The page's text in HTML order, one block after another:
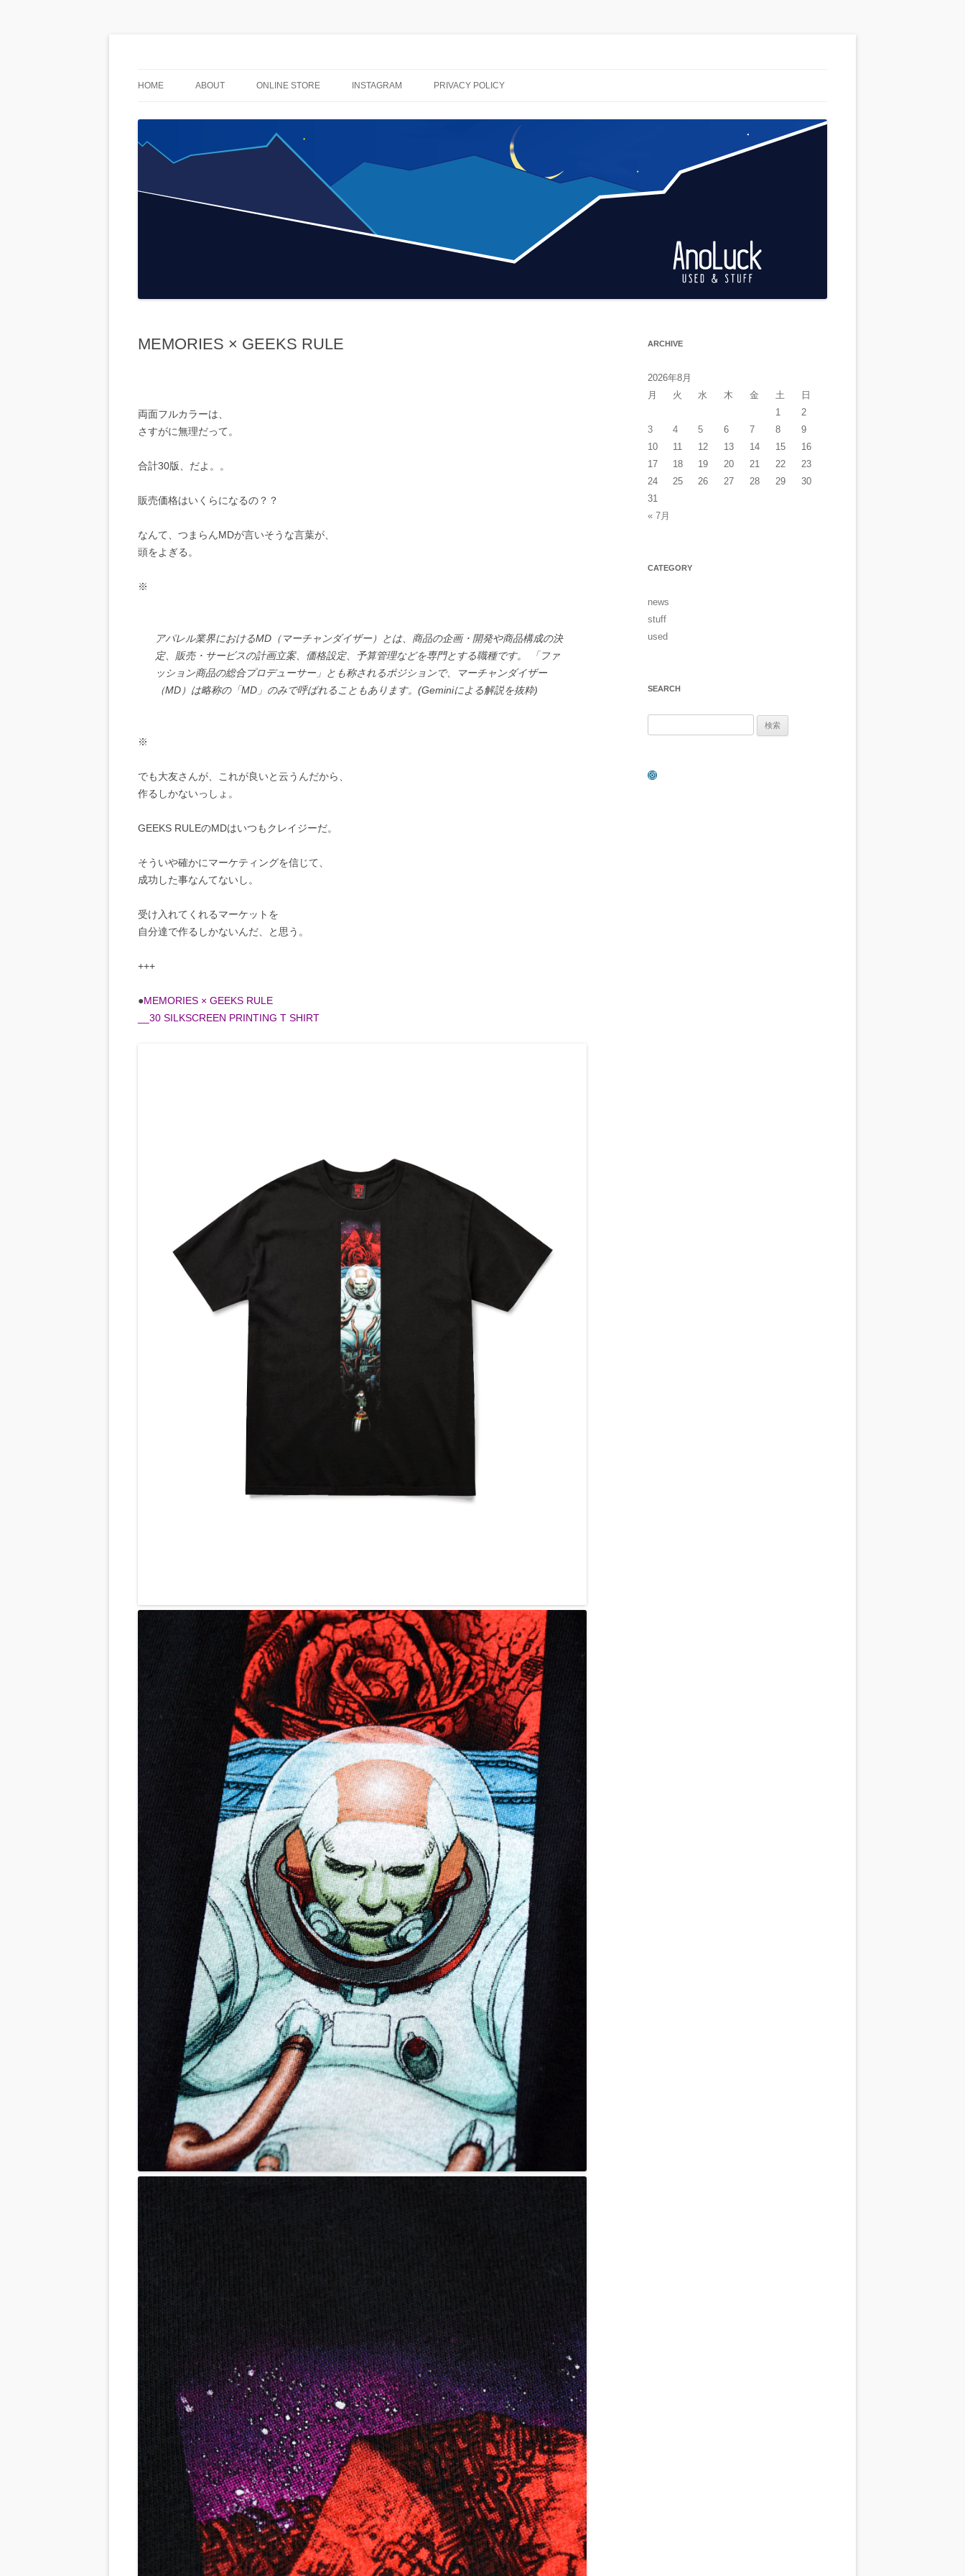
ン
プ
HOME ABOUT ONLINE STORE INSTAGRAM PRIVACY POLICY
MEMORIES × GEEKS RULE
両面フルカラーは、
さすがに無理だって。
合計30版、だよ。。
販売価格はいくらになるの？？
なんて、つまらんMDが言いそうな言葉が、
頭をよぎる。
※
アパレル業界におけるMD（マーチャンダイザー）とは、商品の企画・開発や商品構成の決
定、販売・サービスの計画立案、価格設定、予算管理などを専門とする職種です。 「ファ
ッション商品の総合プロデューサー」とも称されるポジションで、マーチャンダイザー
（MD）は略称の「MD」のみで呼ばれることもあります。(Geminiによる解説を抜粋)
※
でも大友さんが、これが良いと云うんだから、
作るしかないっしょ。
GEEKS RULEのMDはいつもクレイジーだ。
そういや確かにマーケティングを信じて、
成功した事なんてないし。
受け入れてくれるマーケットを
自分達で作るしかないんだ、と思う。
+++
●MEMORIES × GEEKS RULE
__30 SILKSCREEN PRINTING T SHIRT
ARCHIVE
2026年8月
月
火 水 木 金 土
日
1
2
3
4 5 6 7 8
9
10
11 12 13 14 15
16
17
18 19 20 21 22
23
24
25 26 27 28 29
30
31
« 7月
CATEGORY
news
stuff
used
SEARCH
Instagram